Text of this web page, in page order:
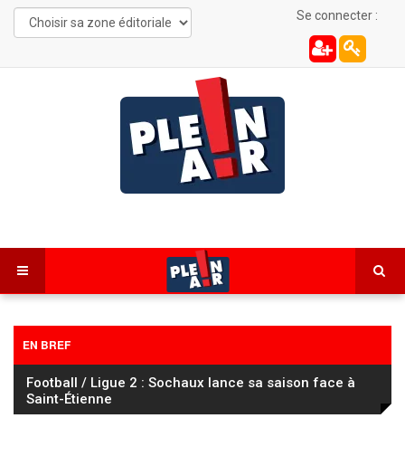
Se connecter :
EN BREF
Cyclisme : le Tour de France Femmes à l’assaut du
mont Ventoux